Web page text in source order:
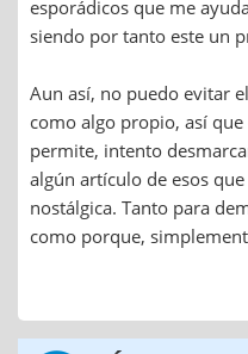
esporádicos que me
siendo por tanto este un
Aun así, no puedo evitar
como algo propio, así
permite, intento
algún artículo de esos
nostálgica. Tanto para
como porque,